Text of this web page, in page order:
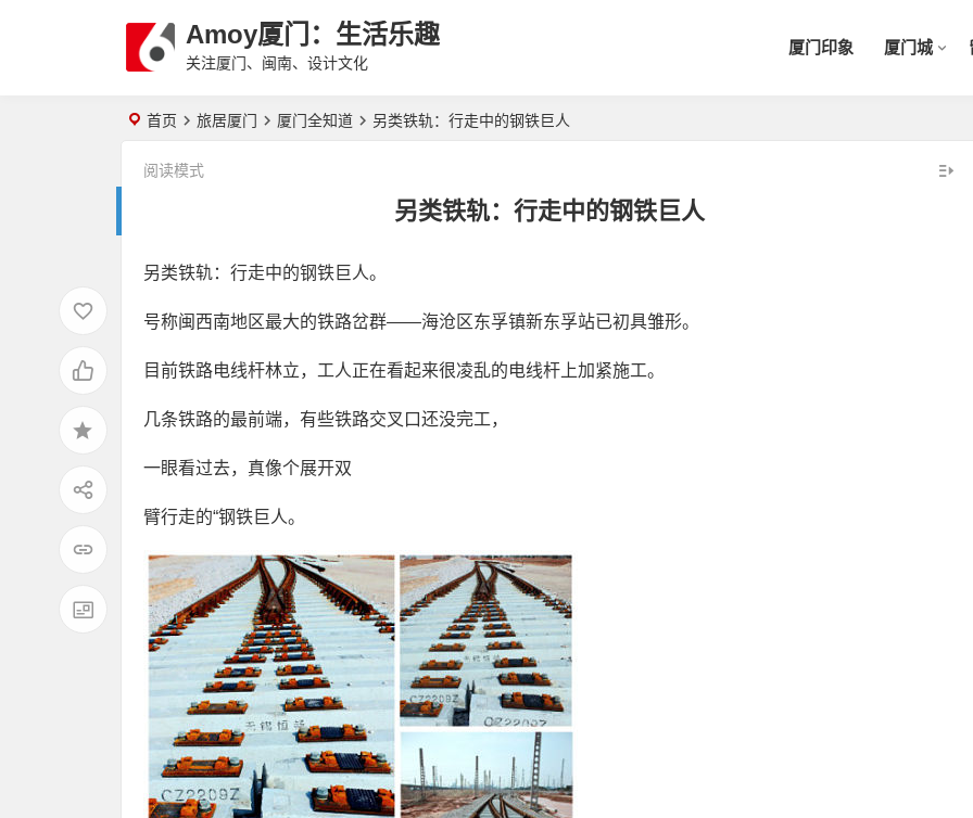
Amoy厦门：生活乐趣
关注厦门、闽南、设计文化
厦门印象 厦门城
首页 旅居厦门 厦门全知道 另类铁轨：行走中的钢铁巨人
另类铁轨：行走中的钢铁巨人
阅读模式
另类铁轨：行走中的钢铁巨人。
号称闽西南地区最大的铁路岔群——海沧区东孚镇新东孚站已初具雏形。
目前铁路电线杆林立，工人正在看起来很凌乱的电线杆上加紧施工。
几条铁路的最前端，有些铁路交叉口还没完工，
一眼看过去，真像个展开双
臂行走的“钢铁巨人。